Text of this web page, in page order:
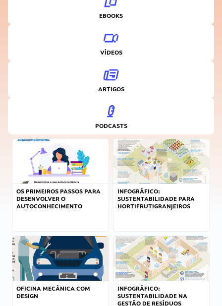
EBOOKS
VÍDEOS
ARTIGOS
PODCASTS
OS PRIMEIROS PASSOS PARA
DESENVOLVER O
AUTOCONHECIMENTO
INFOGRÁFICO:
SUSTENTABILIDADE PARA
HORTIFRUTIGRANJEIROS
OFICINA MECÂNICA COM
DESIGN
INFOGRÁFICO:
SUSTENTABILIDADE NA
GESTÃO DE RESÍDUOS